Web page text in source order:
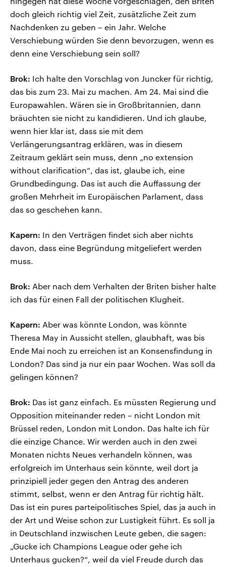
doch gleich richtig viel Zeit, zusätzliche Zeit zum
Nachdenken zu geben – ein Jahr. Welche
Verschiebung würden Sie denn bevorzugen, wenn es
denn eine Verschiebung sein soll?
Brok: Ich halte den Vorschlag von Juncker für richtig,
das bis zum 23. Mai zu machen. Am 24. Mai sind die
Europawahlen. Wären sie in Großbritannien, dann
bräuchten sie nicht zu kandidieren. Und ich glaube,
wenn hier klar ist, dass sie mit dem
Verlängerungsantrag erklären, was in diesem
Zeitraum geklärt sein muss, denn „no extension
without clarification“, das ist, glaube ich, eine
Grundbedingung. Das ist auch die Auffassung der
großen Mehrheit im Europäischen Parlament, dass
das so geschehen kann.
Kapern: In den Verträgen findet sich aber nichts
davon, dass eine Begründung mitgeliefert werden
muss.
Brok: Aber nach dem Verhalten der Briten bisher halte
ich das für einen Fall der politischen Klugheit.
Kapern: Aber was könnte London, was könnte
Theresa May in Aussicht stellen, glaubhaft, was bis
Ende Mai noch zu erreichen ist an Konsensfindung in
London? Das sind ja nur ein paar Wochen. Was soll da
gelingen können?
Brok: Das ist ganz einfach. Es müssten Regierung und
Opposition miteinander reden – nicht London mit
Brüssel reden, London mit London. Das halte ich für
die einzige Chance. Wir werden auch in den zwei
Monaten nichts Neues verhandeln können, was
erfolgreich im Unterhaus sein könnte, weil dort ja
prinzipiell jeder gegen den Antrag des anderen
stimmt, selbst, wenn er den Antrag für richtig hält.
Das ist ein pures parteipolitisches Spiel, das ja auch in
der Art und Weise schon zur Lustigkeit führt. Es soll ja
in Deutschland inzwischen Leute geben, die sagen:
„Gucke ich Champions League oder gehe ich
Unterhaus gucken?“, weil da viel Freude durch das